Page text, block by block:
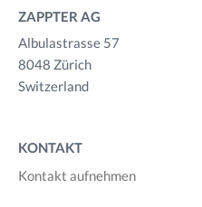
ZAPPTER AG
Albulastrasse 57
8048 Zürich
Switzerland
KONTAKT
Kontakt aufnehmen